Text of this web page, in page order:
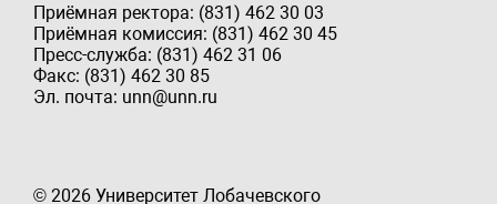
Приёмная ректора: (831) 462 30 03
Приёмная комиссия: (831) 462 30 45
Пресс-служба: (831) 462 31 06
Факс: (831) 462 30 85
Эл. почта: unn@unn.ru
© 2026 Университет Лобачевского